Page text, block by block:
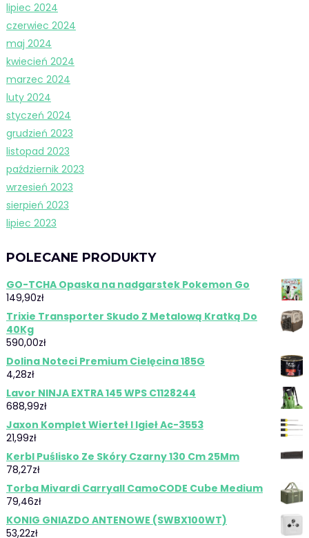
lipiec 2024
czerwiec 2024
maj 2024
kwiecień 2024
marzec 2024
luty 2024
styczeń 2024
grudzień 2023
listopad 2023
październik 2023
wrzesień 2023
sierpień 2023
lipiec 2023
POLECANE PRODUKTY
GO-TCHA Opaska na nadgarstek Pokemon Go
149,90zł
Trixie Transporter Skudo Z Metalową Kratką Do
40Kg
590,00zł
Dolina Noteci Premium Cielęcina 185G
4,28zł
Lavor NINJA EXTRA 145 WPS C1128244
688,99zł
Jaxon Komplet Wierteł I Igieł Ac-3553
21,99zł
Kerbl Puślisko Ze Skóry Czarny 130 Cm 25Mm
78,27zł
Torba Mivardi Carryall CamoCODE Cube Medium
79,46zł
KONIG GNIAZDO ANTENOWE (SWBX100WT)
53,22zł